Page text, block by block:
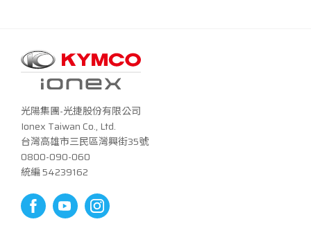
光陽集團-光捷股份有限公司
Ionex Taiwan Co., Ltd.
台灣高雄市三民區灣興街35號
0800-090-060
統編 54239162